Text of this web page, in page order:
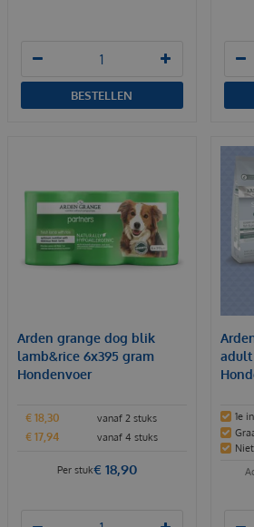
BESTELLEN
Arden grange dog blik
lamb&rice 6x395 gram
Hondenvoer
vanaf 2 stuks
€ 18,30
vanaf 4 stuks
€ 17,94
€ 18,90
Per stuk
adult
1e